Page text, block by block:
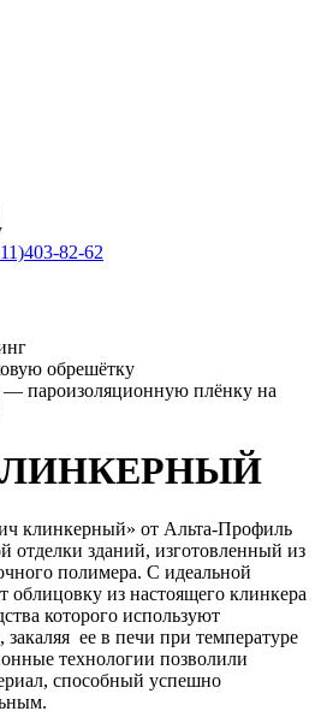
82-62
обрешётку
— пароизоляционную плёнку на
клинкерный» от Альта-Профиль
отделки зданий, изготовленный из
полимера. С идеальной
облицовку из настоящего клинкера
которого используют
ее в печи при температуре
технологии позволили
способный успешно